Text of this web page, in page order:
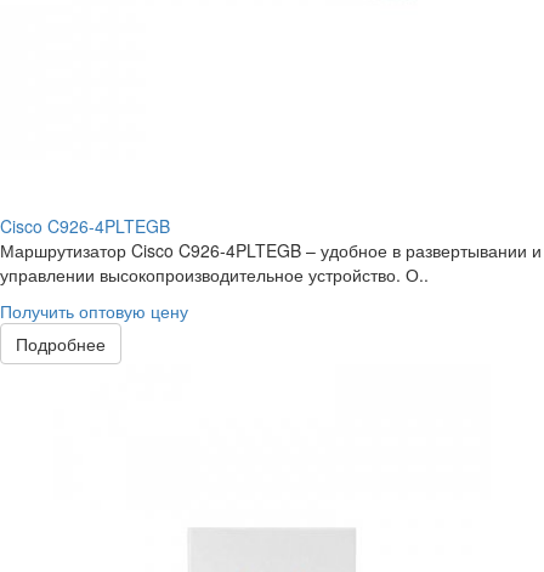
Cisco C926-4PLTEGB
Маршрутизатор Cisco C926-4PLTEGB – удобное в развертывании и
управлении высокопроизводительное устройство. О..
Получить оптовую цену
Подробнее